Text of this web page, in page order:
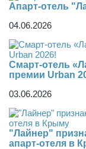
Апарт-отель
04.06.2026
Смарт-отель
премии Urban
03.06.2026
"Лайнер"
апарт-отеля в